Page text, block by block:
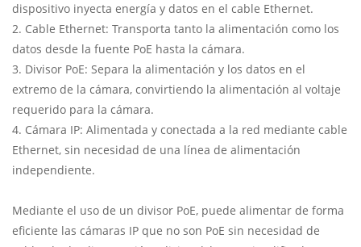
dispositivo inyecta energía y datos en el cable Ethernet.
2. Cable Ethernet: Transporta tanto la alimentación como los
datos desde la fuente PoE hasta la cámara.
3. Divisor PoE: Separa la alimentación y los datos en el
extremo de la cámara, convirtiendo la alimentación al voltaje
requerido para la cámara.
4. Cámara IP: Alimentada y conectada a la red mediante cable
Ethernet, sin necesidad de una línea de alimentación
independiente.
Mediante el uso de un divisor PoE, puede alimentar de forma
eficiente las cámaras IP que no son PoE sin necesidad de